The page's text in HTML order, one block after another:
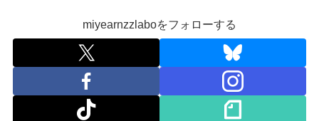
miyearnzzlaboをフォローする